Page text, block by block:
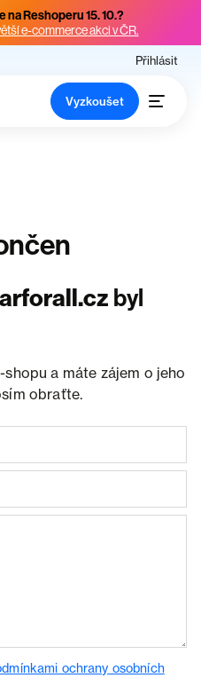
na Reshoperu 15. 10.?
e-commerce akci v ČR.
Přihlásit
Vyzkoušet
byl
a máte zájem o jeho
obraťte.
ochrany osobních